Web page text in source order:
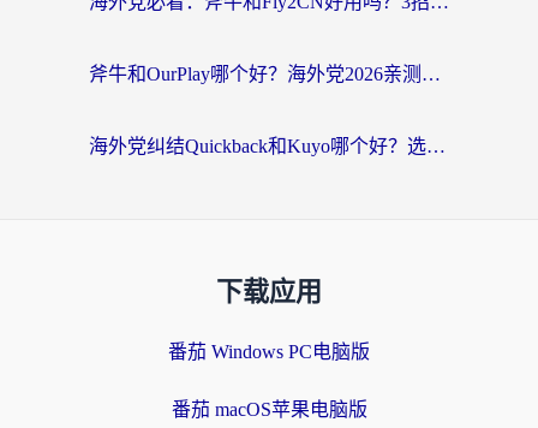
斧牛和OurPlay哪个好？海外党2026亲测：选对加速器，国内资源秒加载
海外党纠结Quickback和Kuyo哪个好？选对回国加速器才能无缝刷国内资源
下载应用
番茄 Windows PC电脑版
番茄 macOS苹果电脑版